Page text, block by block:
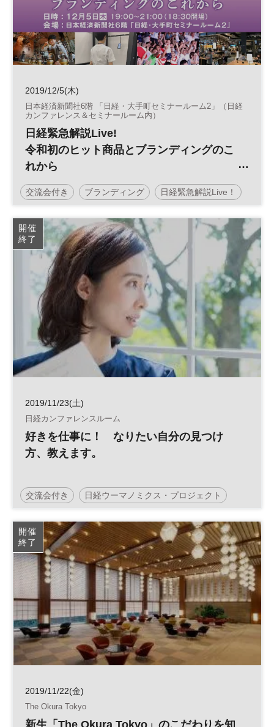
2019/12/5(木)
日本経済新聞社6階 「日経・大手町セミナールーム2」（日経
カンファレンス＆セミナールーム内）
日経緊急解説Live!
令和初のヒット商品とブランディングのこ
れから
／日経ビジネススクール
交流会付き ブランディング 日経緊急解説Live！
日経ビジネススクール
平日夜開催
開催
終了
2019/11/23(土)
日経カンファレンスルーム
好きを仕事に！ なりたい自分の見つけ
方、教えます。
交流会付き 日経ウーマノミクス・プロジェクト
仕事 キャリアデザイン 軽食付 参加無料
土日祝開催
開催
終了
2019/11/22(金)
The Okura Tokyo